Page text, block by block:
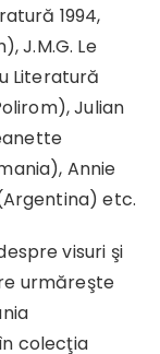
1994,
J.M.G. Le
Literatură
Julian
Annie
etc.
visuri şi
urmăreşte
colecţia